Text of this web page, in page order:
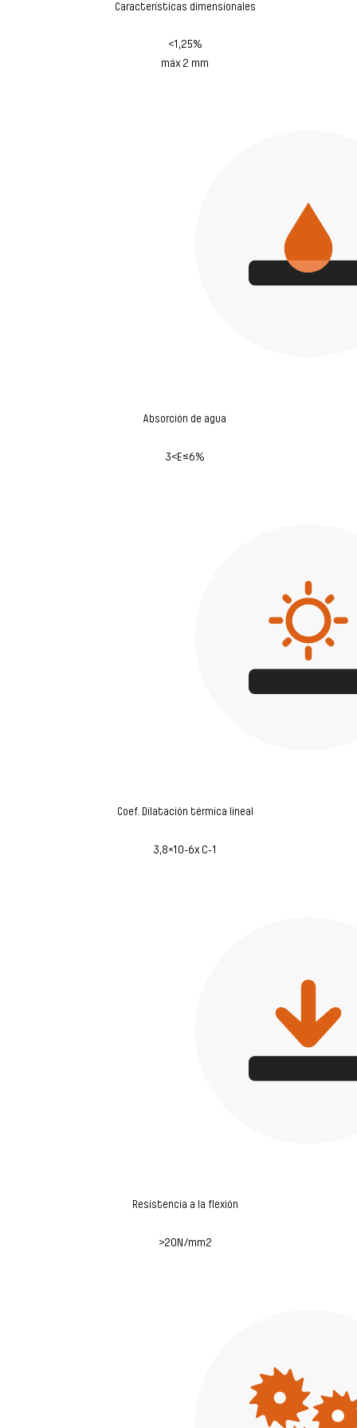
Características dimensionales
<1,25%
máx 2 mm
Absorción de agua
3<E≤6%
Coef. Dilatación térmica lineal
3,8×10-6x C-1
Resistencia a la flexión
>20N/mm2